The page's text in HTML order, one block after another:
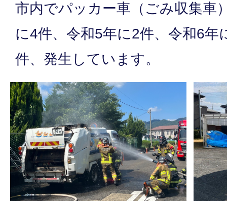
市内でパッカー車（ごみ収集車
に4件、令和5年に2件、令和6年
件、発生しています。